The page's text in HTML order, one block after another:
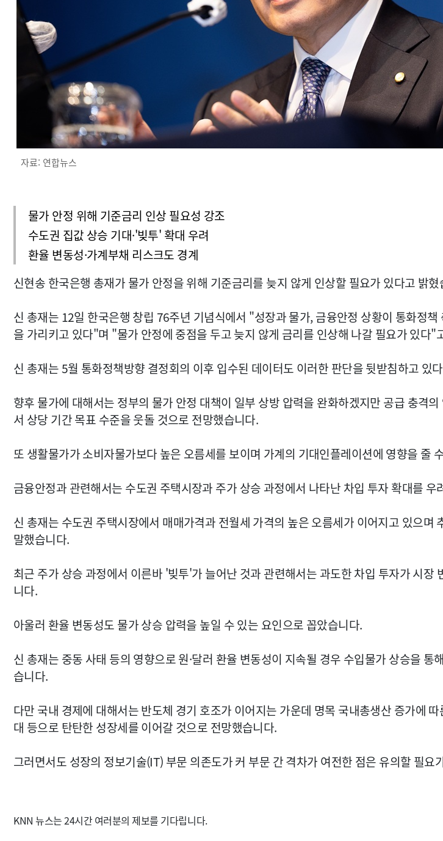
자료: 연합뉴스
물가 안정 위해 기준금리 인상 필요성 강조
수도권 집값 상승 기대·'빚투' 확대 우려
환율 변동성·가계부채 리스크도 경계
신현송 한국은행 총재가 물가 안정을 위해 기준금리를 늦지 않게 인상할 필요가 있다고 밝혔
신 총재는 12일 한국은행 창립 76주년 기념식에서 "성장과 물가, 금융안정 상황이 통화정
을 가리키고 있다"며 "물가 안정에 중점을 두고 늦지 않게 금리를 인상해 나갈 필요가 있다"
신 총재는 5월 통화정책방향 결정회의 이후 입수된 데이터도 이러한 판단을 뒷받침하고 있
향후 물가에 대해서는 정부의 물가 안정 대책이 일부 상방 압력을 완화하겠지만 공급 충격
서 상당 기간 목표 수준을 웃돌 것으로 전망했습니다.
또 생활물가가 소비자물가보다 높은 오름세를 보이며 가계의 기대인플레이션에 영향을 줄
금융안정과 관련해서는 수도권 주택시장과 주가 상승 과정에서 나타난 차입 투자 확대를 우
신 총재는 수도권 주택시장에서 매매가격과 전월세 가격의 높은 오름세가 이어지고 있으며
말했습니다.
최근 주가 상승 과정에서 이른바 '빚투'가 늘어난 것과 관련해서는 과도한 차입 투자가 시장
니다.
아울러 환율 변동성도 물가 상승 압력을 높일 수 있는 요인으로 꼽았습니다.
신 총재는 중동 사태 등의 영향으로 원·달러 환율 변동성이 지속될 경우 수입물가 상승을 통
습니다.
다만 국내 경제에 대해서는 반도체 경기 호조가 이어지는 가운데 명목 국내총생산 증가에
대 등으로 탄탄한 성장세를 이어갈 것으로 전망했습니다.
그러면서도 성장의 정보기술(IT) 부문 의존도가 커 부문 간 격차가 여전한 점은 유의할 필요
KNN 뉴스는 24시간 여러분의 제보를 기다립니다.